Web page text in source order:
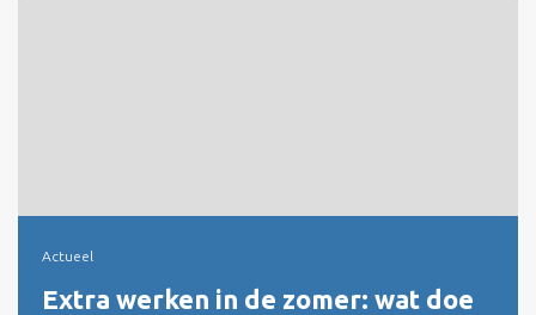
Actueel
Extra werken in de zomer: wat doe